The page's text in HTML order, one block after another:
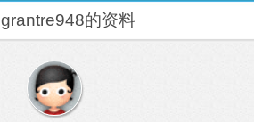
grantre948的资料